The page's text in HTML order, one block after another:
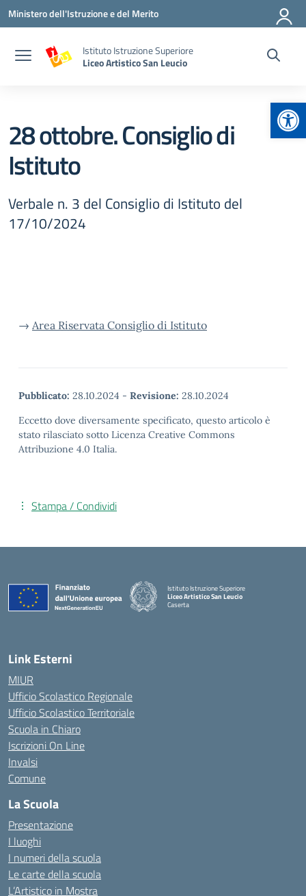
Vai ai contenuti
Vai al menu di navigazione
Vai al footer
Ministero dell'Istruzione e del Merito
Istituto Istruzione Superiore
Liceo Artistico San Leucio
28 ottobre. Consiglio di
Istituto
Verbale n. 3 del Consiglio di Istituto del
17/10/2024
→ Area Riservata Consiglio di Istituto
Pubblicato: 28.10.2024 - Revisione: 28.10.2024
Eccetto dove diversamente specificato, questo articolo è
stato rilasciato sotto Licenza Creative Commons
Attribuzione 4.0 Italia.
Stampa / Condividi
Istituto Istruzione Superiore
Liceo Artistico San Leucio
Caserta
Link Esterni
MIUR
Ufficio Scolastico Regionale
Ufficio Scolastico Territoriale
Scuola in Chiaro
Iscrizioni On Line
Invalsi
Comune
La Scuola
Presentazione
I luoghi
I numeri della scuola
Le carte della scuola
L’Artistico in Mostra